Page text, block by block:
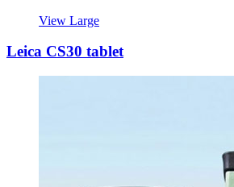
View Large
Leica CS30 tablet